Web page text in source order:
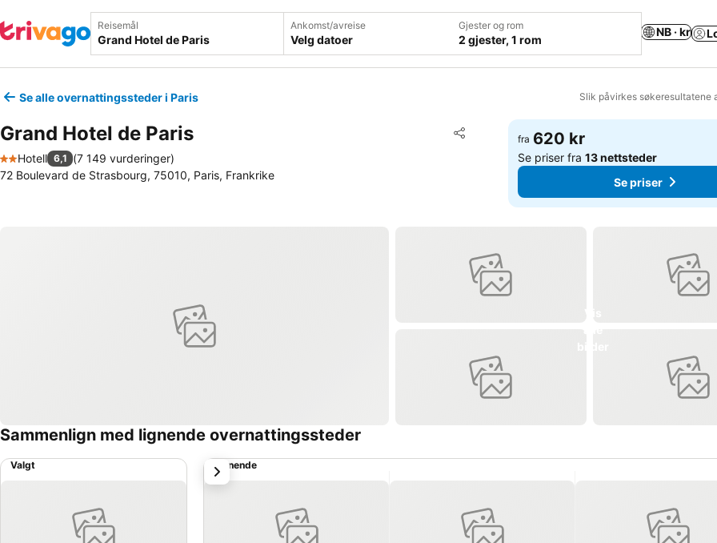
Reisemål Ankomst/avreise
Velg datoer
Gjester og rom
2 gjester, 1 rom
NB · kr
Se alle overnattingssteder i Paris Slik påvirkes søkeresultatene
Grand Hotel de Paris Del
Legg til i favoritter
2 Stjerner
Hotell 6,1 (7 149 vurderinger)
72 Boulevard de Strasbourg, 75010, Paris, Frankrike
fra 620 kr
Se priser fra13 nettsteder
Se priser
Sammenlign med lignende overnattingssteder
Valgt Lignende
Neste